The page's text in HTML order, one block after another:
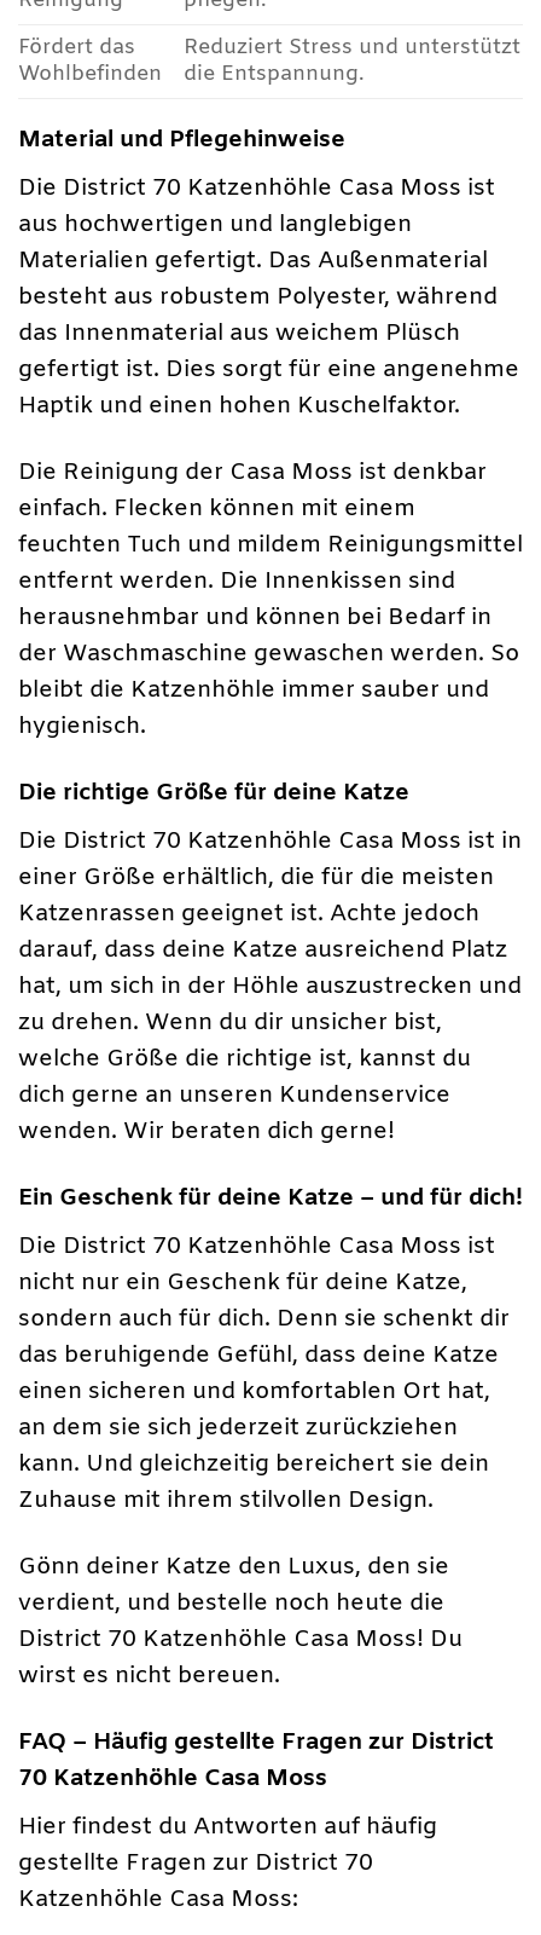
Fördert das
Wohlbefinden
Reduziert Stress und unterstützt
die Entspannung.
Material und Pflegehinweise
Die District 70 Katzenhöhle Casa Moss ist
aus hochwertigen und langlebigen
Materialien gefertigt. Das Außenmaterial
besteht aus robustem Polyester, während
das Innenmaterial aus weichem Plüsch
gefertigt ist. Dies sorgt für eine angenehme
Haptik und einen hohen Kuschelfaktor.
Die Reinigung der Casa Moss ist denkbar
einfach. Flecken können mit einem
feuchten Tuch und mildem Reinigungsmittel
entfernt werden. Die Innenkissen sind
herausnehmbar und können bei Bedarf in
der Waschmaschine gewaschen werden. So
bleibt die Katzenhöhle immer sauber und
hygienisch.
Die richtige Größe für deine Katze
Die District 70 Katzenhöhle Casa Moss ist in
einer Größe erhältlich, die für die meisten
Katzenrassen geeignet ist. Achte jedoch
darauf, dass deine Katze ausreichend Platz
hat, um sich in der Höhle auszustrecken und
zu drehen. Wenn du dir unsicher bist,
welche Größe die richtige ist, kannst du
dich gerne an unseren Kundenservice
wenden. Wir beraten dich gerne!
Ein Geschenk für deine Katze – und für dich!
Die District 70 Katzenhöhle Casa Moss ist
nicht nur ein Geschenk für deine Katze,
sondern auch für dich. Denn sie schenkt dir
das beruhigende Gefühl, dass deine Katze
einen sicheren und komfortablen Ort hat,
an dem sie sich jederzeit zurückziehen
kann. Und gleichzeitig bereichert sie dein
Zuhause mit ihrem stilvollen Design.
Gönn deiner Katze den Luxus, den sie
verdient, und bestelle noch heute die
District 70 Katzenhöhle Casa Moss! Du
wirst es nicht bereuen.
FAQ – Häufig gestellte Fragen zur District
70 Katzenhöhle Casa Moss
Hier findest du Antworten auf häufig
gestellte Fragen zur District 70
Katzenhöhle Casa Moss: